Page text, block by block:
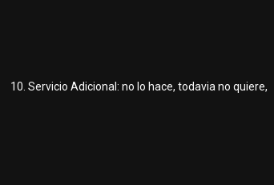
10. Servicio Adicional: no lo hace, todavia no quiere,